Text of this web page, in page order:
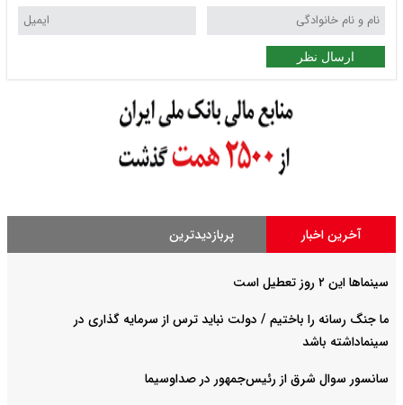
ارسال نظر
آخرین اخبار پربازدیدترین
سینماها این ۲ روز تعطیل است
ما جنگ رسانه را باختیم / دولت نباید ترس از سرمایه گذاری در
سینماداشته باشد
سانسور سوال شرق از رئیس‌جمهور در صداوسیما